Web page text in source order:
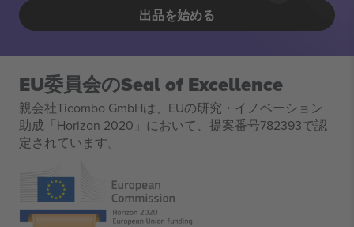
出品を始める
EU委員会のSeal of Excellence
親会社Ticombo GmbHは、EUの研究・イノベーション
助成「Horizon 2020」において、提案番号782393で認
定されています。